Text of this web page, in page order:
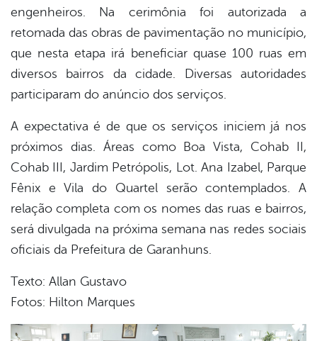
engenheiros. Na cerimônia foi autorizada a
retomada das obras de pavimentação no município,
que nesta etapa irá beneficiar quase 100 ruas em
diversos bairros da cidade. Diversas autoridades
participaram do anúncio dos serviços.
A expectativa é de que os serviços iniciem já nos
próximos dias. Áreas como Boa Vista, Cohab II,
Cohab III, Jardim Petrópolis, Lot. Ana Izabel, Parque
Fênix e Vila do Quartel serão contemplados. A
relação completa com os nomes das ruas e bairros,
será divulgada na próxima semana nas redes sociais
oficiais da Prefeitura de Garanhuns.
Texto: Allan Gustavo
Fotos: Hilton Marques